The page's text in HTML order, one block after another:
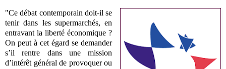
"Ce débat contemporain doit-il se
tenir dans les supermarchés, en
entravant la liberté économique ?
On peut à cet égard se demander
s’il rentre dans une mission
d’intérêt général de provoquer ou